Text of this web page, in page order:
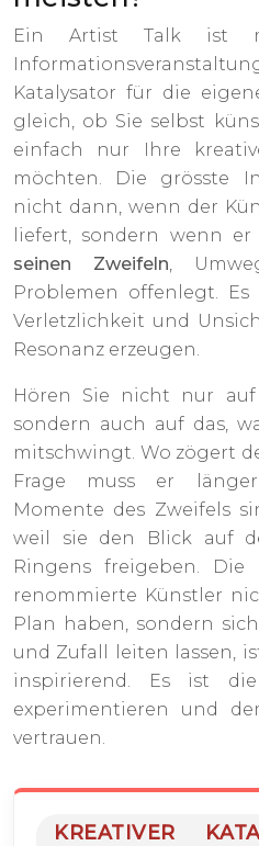
Ein Artist Talk ist
Katalysator für die
gleich, ob Sie selbst
einfach nur Ihre
möchten. Die grösste
nicht dann, wenn der
liefert, sondern wenn er
seinen Zweifeln ,
Problemen offenlegt.
Verletzlichkeit und
Resonanz erzeugen.
Hören Sie nicht nur auf
sondern auch auf das,
mitschwingt. Wo zögert
Frage muss er
Momente des Zweifels
weil sie den Blick auf
Ringens freigeben. Die
renommierte Künstler
Plan haben, sondern
und Zufall leiten lassen,
inspirierend. Es ist
experimentieren und
vertrauen.
KREATIVER